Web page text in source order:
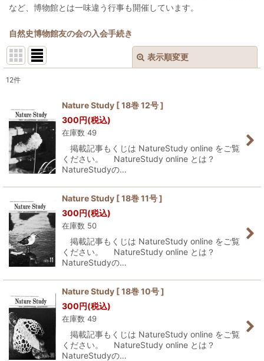
など、博物館とは一味違う行事も開催しています。
自然史博物館友の会の入会手続き
表示順変更
並び順:
絞り込む
12件
Nature Study [ 18巻 12号 ]
300円(税込)
在庫数 49
掲載記事もくじは NatureStudy online をご覧
ください。 NatureStudy online とは？
NatureStudyの…
Nature Study [ 18巻 11号 ]
300円(税込)
在庫数 50
掲載記事もくじは NatureStudy online をご覧
ください。 NatureStudy online とは？
NatureStudyの…
Nature Study [ 18巻 10号 ]
300円(税込)
在庫数 49
掲載記事もくじは NatureStudy online をご覧
ください。 NatureStudy online とは？
NatureStudyの…